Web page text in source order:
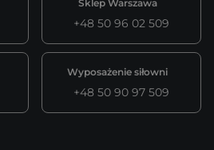
Sklep Warszawa
+48 50 96 02 509
Wyposażenie siłowni
+48 50 90 97 509